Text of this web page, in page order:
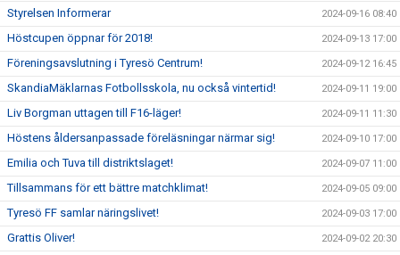
Styrelsen Informerar 2024-09-16 08:40
Höstcupen öppnar för 2018! 2024-09-13 17:00
Föreningsavslutning i Tyresö Centrum! 2024-09-12 16:45
SkandiaMäklarnas Fotbollsskola, nu också vintertid! 2024-09-11 19:00
Liv Borgman uttagen till F16-läger! 2024-09-11 11:30
Höstens åldersanpassade föreläsningar närmar sig! 2024-09-10 17:00
Emilia och Tuva till distriktslaget! 2024-09-07 11:00
Tillsammans för ett bättre matchklimat! 2024-09-05 09:00
Tyresö FF samlar näringslivet! 2024-09-03 17:00
Grattis Oliver! 2024-09-02 20:30